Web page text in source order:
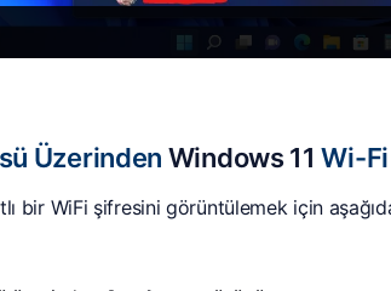
Üzerinden Windows 11 Wi-
bir WiFi şifresini görüntülemek için